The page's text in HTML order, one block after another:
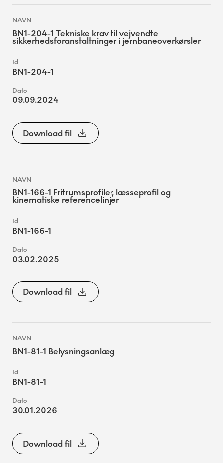
BN1-204-1 Tekniske krav til vejvendte
sikkerhedsforanstaltninger i jernbaneoverkørsler
BN1-204-1
09.09.2024
Download fil
BN1-166-1 Fritrumsprofiler, læsseprofil og
kinematiske referencelinjer
BN1-166-1
03.02.2025
Download fil
BN1-81-1 Belysningsanlæg
BN1-81-1
30.01.2026
Download fil